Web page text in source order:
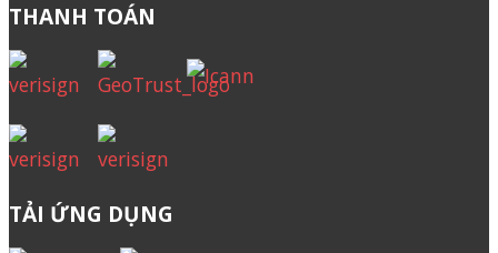
THANH TOÁN
TẢI ỨNG DỤNG